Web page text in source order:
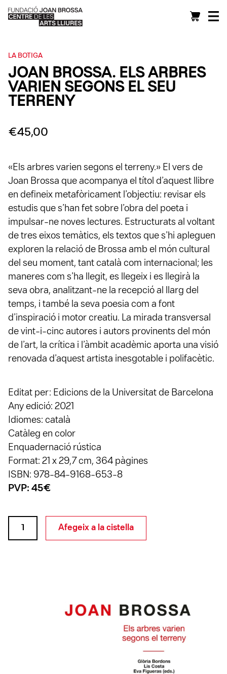
LA BOTIGA
JOAN BROSSA. ELS ARBRES
VARIEN SEGONS EL SEU
TERRENY
€45,00
«Els arbres varien segons el terreny.» El vers de
Joan Brossa que acompanya el títol d’aquest llibre
en defineix metafòricament l’objectiu: revisar els
estudis que s’han fet sobre l’obra del poeta i
impulsar-ne noves lectures. Estructurats al voltant
de tres eixos temàtics, els textos que s’hi apleguen
exploren la relació de Brossa amb el món cultural
del seu moment, tant català com internacional; les
maneres com s’ha llegit, es llegeix i es llegirà la
seva obra, analitzant-ne la recepció al llarg del
temps, i també la seva poesia com a font
d’inspiració i motor creatiu. La mirada transversal
de vint-i-cinc autores i autors provinents del món
de l’art, la crítica i l’àmbit acadèmic aporta una visió
renovada d’aquest artista inesgotable i polifacètic.
Editat per: Edicions de la Universitat de Barcelona
Any edició: 2021
Idiomes: català
Catàleg en color
Enquadernació rústica
Format: 21 x 29,7 cm, 364 pàgines
ISBN: 978-84-9168-653-8
PVP: 45€
quantitat
Afegeix a la cistella